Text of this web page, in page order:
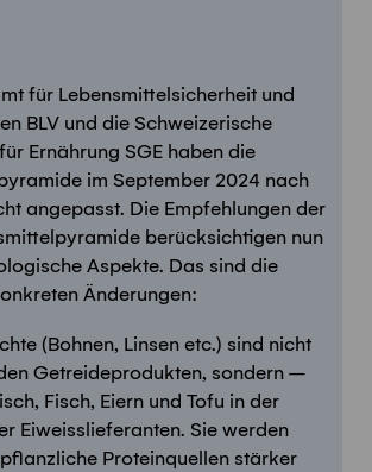
für Lebensmittelsicherheit und
BLV und die Schweizerische
Ernährung SGE haben die
im September 2024 nach
angepasst. Die Empfehlungen der
berücksichtigen nun
Aspekte. Das sind die
Änderungen:
(Bohnen, Linsen etc.) sind nicht
Getreideprodukten, sondern –
Fisch, Eiern und Tofu in der
Eiweisslieferanten. Sie werden
Proteinquellen stärker